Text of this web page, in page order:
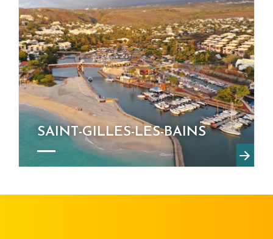
SAINT-GILLES-LES-BAINS